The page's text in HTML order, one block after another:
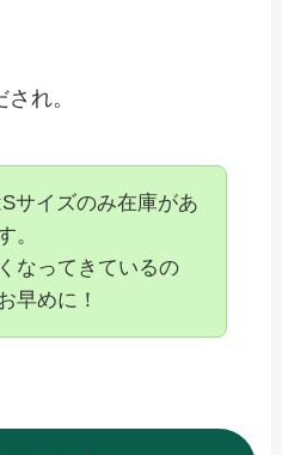
れ。
サイズのみ在庫があ
。
なってきているの
早めに！